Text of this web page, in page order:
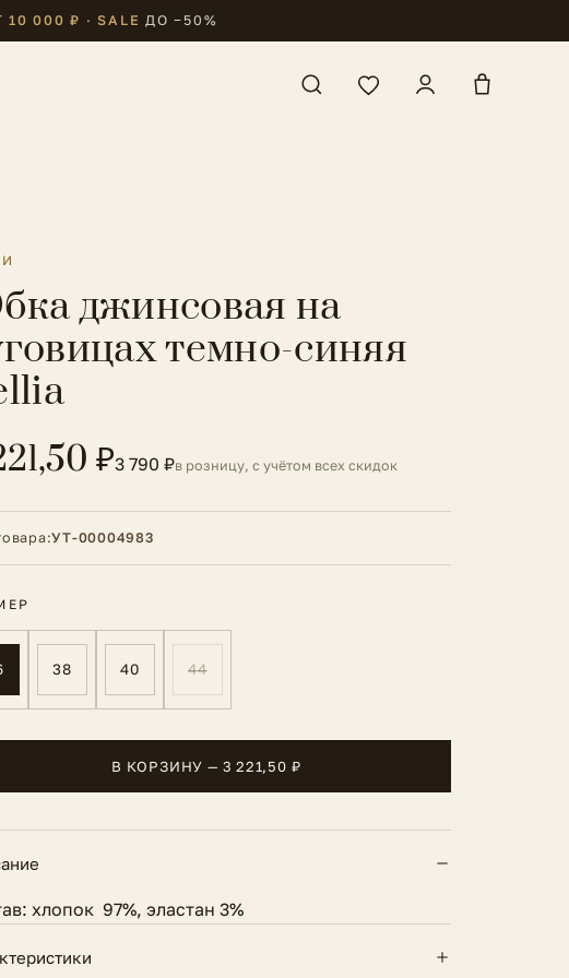
10 000 ₽ · SALE ДО −50%
джинсовая на
темно-синяя
₽3 790 ₽в розницу, с учётом всех скидок
УТ-00004983
38 40 44
В КОРЗИНУ — 3 221,50 ₽
хлопок 97%, эластан 3%